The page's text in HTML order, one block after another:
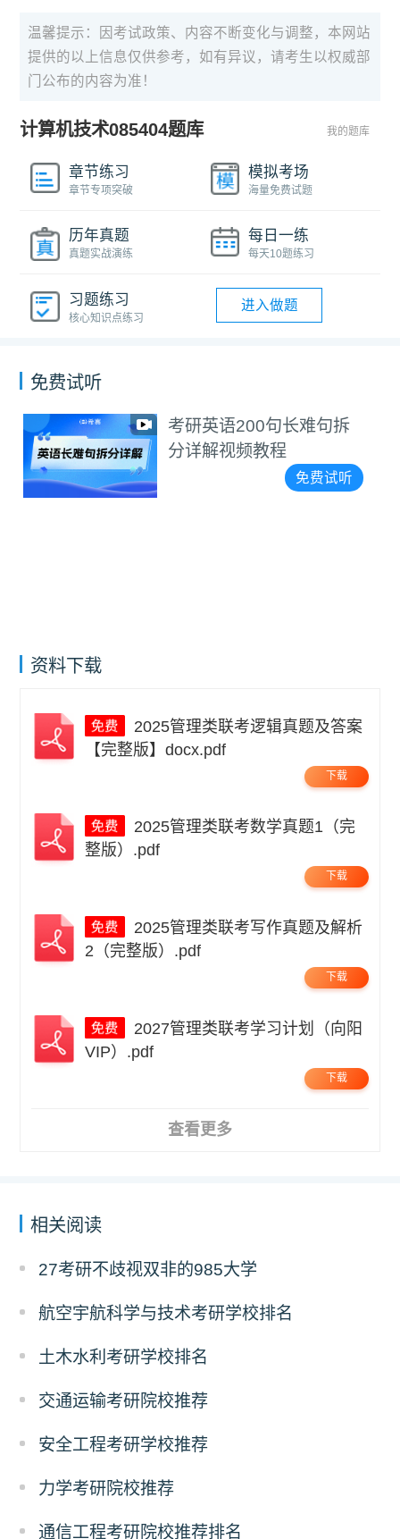
温馨提示：因考试政策、内容不断变化与调整，本网站
提供的以上信息仅供参考，如有异议，请考生以权威部
门公布的内容为准！
计算机技术085404题库 我的题库
章节练习
章节专项突破
模拟考场
海量免费试题
历年真题
真题实战演练
每日一练
每天10题练习
习题练习
核心知识点练习
进入做题
免费试听
考研英语200句长难句拆
分详解视频教程
免费试听
资料下载
【完整版】docx.pdf
下载
整版）.pdf
下载
2（完整版）.pdf
下载
VIP）.pdf
下载
查看更多
相关阅读
27考研不歧视双非的985大学
航空宇航科学与技术考研学校排名
土木水利考研学校排名
交通运输考研院校推荐
安全工程考研学校推荐
力学考研院校推荐
通信工程考研院校推荐排名